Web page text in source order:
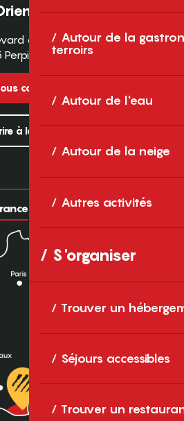
Autour de la
terroirs
Autour de l'eau
Autour de la neige
Autres activités
S'organiser
Trouver un
Séjours accessibles
Trouver un
des Pyrénées
Cedex
contacter
à la newsletter
Europe